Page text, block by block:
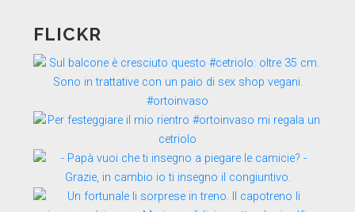
FLICKR